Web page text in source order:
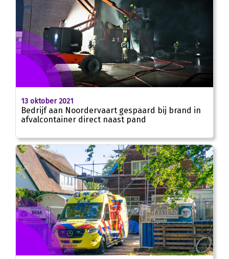
13 oktober 2021
Bedrijf aan Noordervaart gespaard bij brand in
afvalcontainer direct naast pand